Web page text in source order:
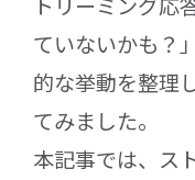
トリーミング応
ていないかも？
的な挙動を整理
てみました。
本記事では、ス